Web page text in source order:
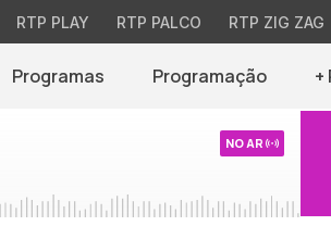
RTP PLAY RTP PALCO RTP ZIG ZAG
Programas Programação +
NO AR